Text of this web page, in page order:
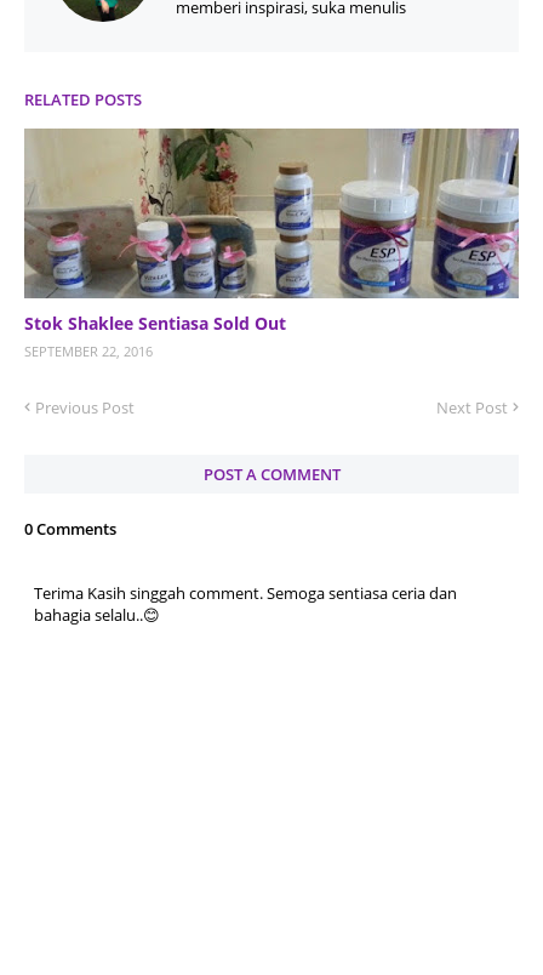
memberi inspirasi, suka menulis
RELATED POSTS
Stok Shaklee Sentiasa Sold Out
SEPTEMBER 22, 2016
Previous Post Next Post
POST A COMMENT
0 Comments
Terima Kasih singgah comment. Semoga sentiasa ceria dan
bahagia selalu..😊